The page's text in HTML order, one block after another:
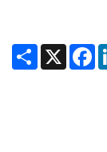
Share X
Facebook